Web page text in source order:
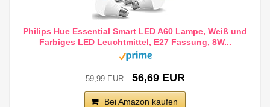
Philips Hue Essential Smart LED A60 Lampe, Weiß und
Farbiges LED Leuchtmittel, E27 Fassung, 8W...
59,99 EUR 56,69 EUR
Bei Amazon kaufen